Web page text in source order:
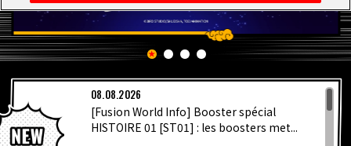
NEWS
À NE PAS MANQUER
VIDÉOS
08.08.2026
[Fusion World Info] Booster spécial
HISTOIRE 01 [ST01] : les boosters met...